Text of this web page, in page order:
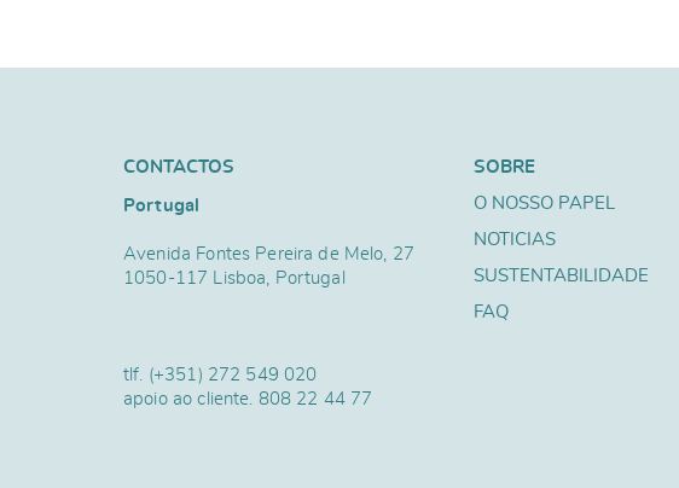
CONTACTOS
Portugal
Avenida Fontes Pereira de Melo, 27
1050-117 Lisboa, Portugal
tlf. (+351) 272 549 020
apoio ao cliente. 808 22 44 77
SOBRE
O NOSSO PAPEL
NOTICIAS
SUSTENTABILIDADE
FAQ